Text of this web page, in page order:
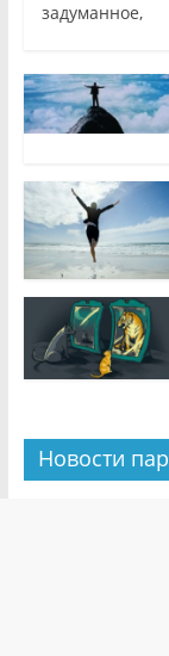
задуманное,
Новости